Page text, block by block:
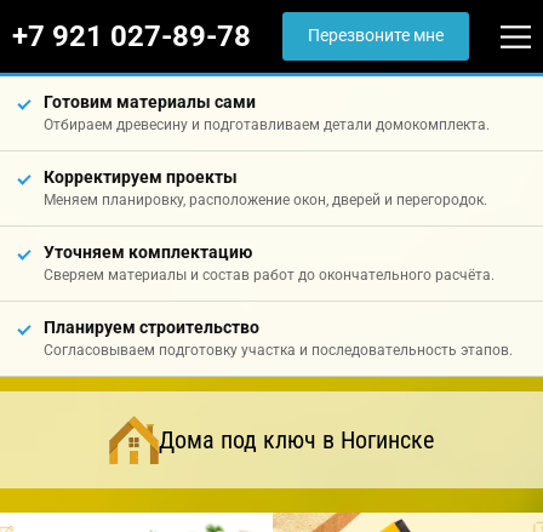
+7 921 027-89-78 Перезвоните мне
Готовим материалы сами
Отбираем древесину и подготавливаем детали домокомплекта.
Корректируем проекты
Меняем планировку, расположение окон, дверей и перегородок.
Уточняем комплектацию
Сверяем материалы и состав работ до окончательного расчёта.
Планируем строительство
Согласовываем подготовку участка и последовательность этапов.
Дома под ключ в Ногинске